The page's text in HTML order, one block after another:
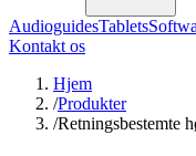
AudioguidesTablets
Kontakt os
Hjem
/Produkter
/Retningsbestemte